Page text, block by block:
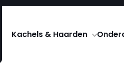
Kachels & Haarden